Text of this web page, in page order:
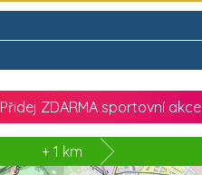
Přidej ZDARMA sportovní akce
+ 1 km